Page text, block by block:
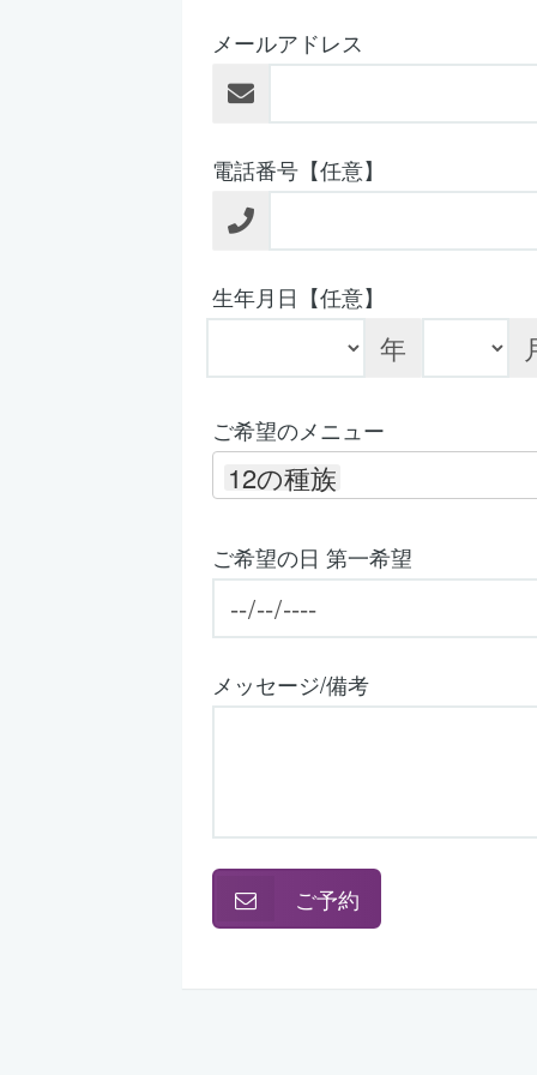
メールアドレス
電話番号【任意】
生年月日【任意】
年
ご希望のメニュー
12の種族
ご希望の日 第一希望
メッセージ/備考
ご予約